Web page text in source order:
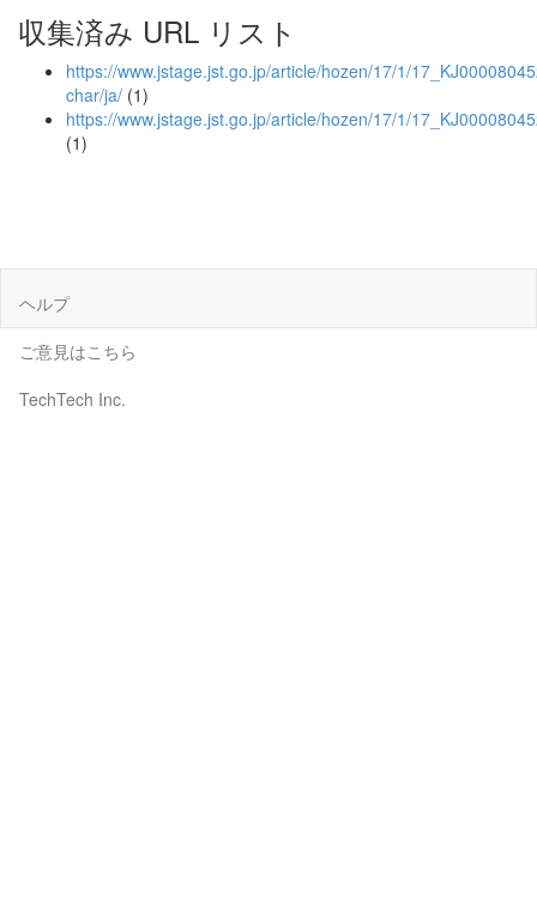
収集済み URL リスト
https://www.jstage.jst.go.jp/article/hozen/17/1/
char/ja/ (1)
https://www.jstage.jst.go.jp/article/hozen/17/1/
(1)
ヘルプ
ご意見はこちら
TechTech Inc.